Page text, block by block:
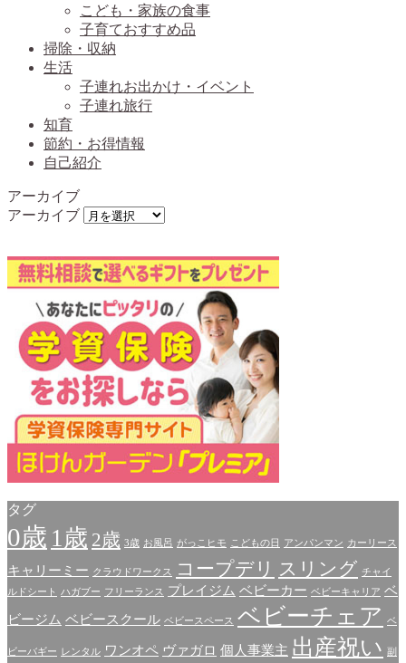
こども・家族の食事
子育ておすすめ品
掃除・収納
生活
子連れお出かけ・イベント
子連れ旅行
知育
節約・お得情報
自己紹介
アーカイブ
アーカイブ
タグ
0歳 1歳 2歳 3歳 お風呂 がっこヒモ こどもの日 アンパンマン カーリース
キャリーミー クラウドワークス コープデリ スリング チャイ
ルドシート
ハガブー フリーランス プレイジム ベビーカー ベビーキャリア ベ
ビージム ベビースクール ベビースペース ベビーチェア ベ
ビーバギー レンタル ワンオペ ヴァガロ 個人事業主 出産祝い 副